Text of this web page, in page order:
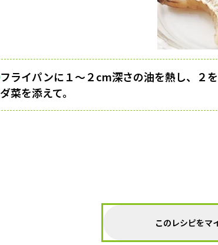
フライパンに１〜２cm深さの油を熱し、２
ダ菜を添えて。
このレシピをマ